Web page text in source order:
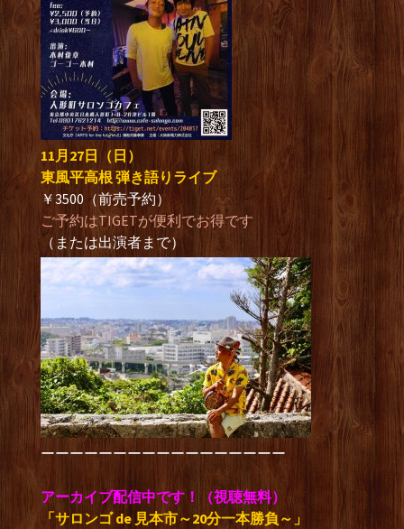
11月27日（日）
東風平高根 弾き語りライブ
￥3500（前売予約）
ご予約はTIGETが便利でお得です
（または出演者まで）
ーーーーーーーーーーーーーーーーー
アーカイブ配信中です！（視聴無料）
「サロンゴ de 見本市～20分一本勝負～」